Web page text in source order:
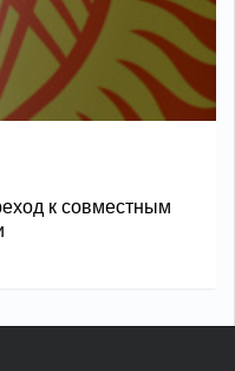
к совместным